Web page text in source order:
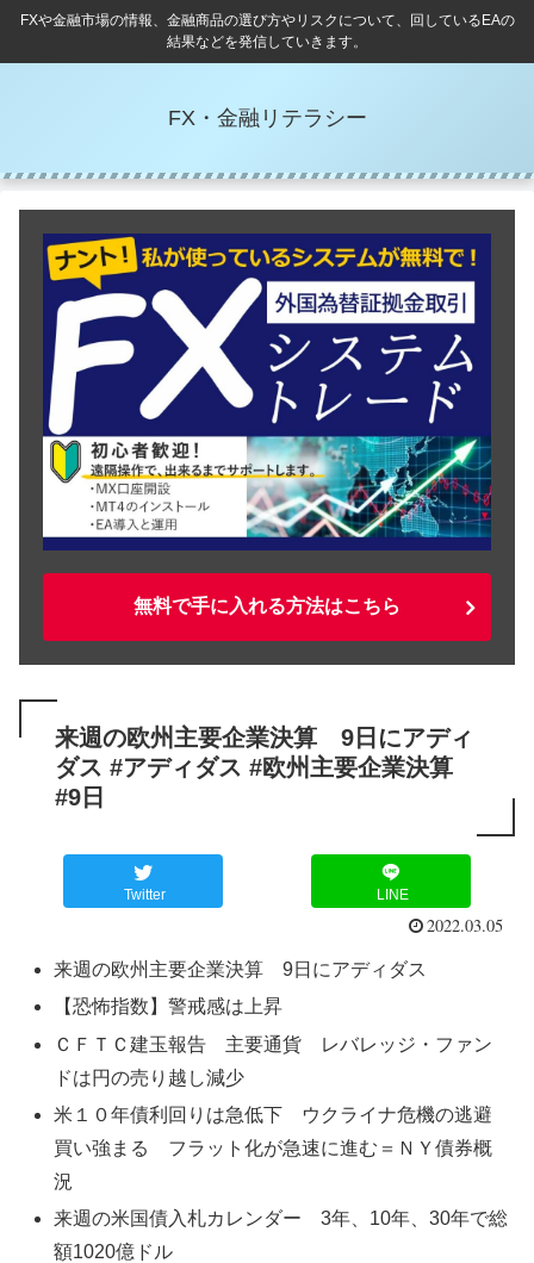
FXや金融市場の情報、金融商品の選び方やリスクについて、回しているEAの
結果などを発信していきます。
FX・金融リテラシー
無料で手に入れる方法はこちら
来週の欧州主要企業決算 9日にアディ
ダス #アディダス #欧州主要企業決算
#9日
Twitter LINE
2022.03.05
来週の欧州主要企業決算 9日にアディダス
【恐怖指数】警戒感は上昇
ＣＦＴＣ建玉報告 主要通貨 レバレッジ・ファン
ドは円の売り越し減少
米１０年債利回りは急低下 ウクライナ危機の逃避
買い強まる フラット化が急速に進む＝ＮＹ債券概
況
来週の米国債入札カレンダー 3年、10年、30年で総
額1020億ドル